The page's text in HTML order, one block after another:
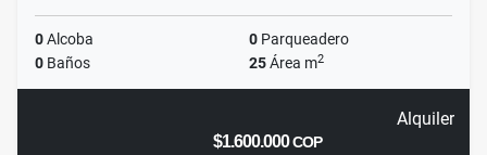
0Alcoba 0 Parqueadero
0 Baños 25Área m2
Alquiler
$1.600.000COP